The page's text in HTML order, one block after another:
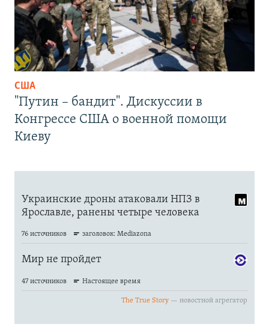
США
"Путин – бандит". Дискуссии в
Конгрессе США о военной помощи
Киеву